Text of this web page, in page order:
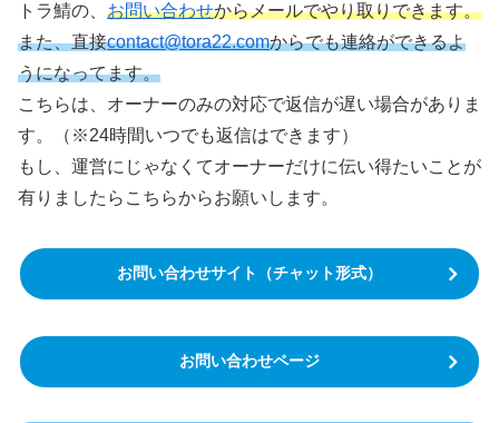
トラ鯖の、 お問い合わせからメールでやり取りできます。
また、直接contact@tora22.comからでも連絡ができるよ
うになってます。
こちらは、オーナーのみの対応で返信が遅い場合がありま
す。（※24時間いつでも返信はできます）
もし、運営にじゃなくてオーナーだけに伝い得たいことが
有りましたらこちらからお願いします。
お問い合わせサイト（チャット形式）
お問い合わせページ